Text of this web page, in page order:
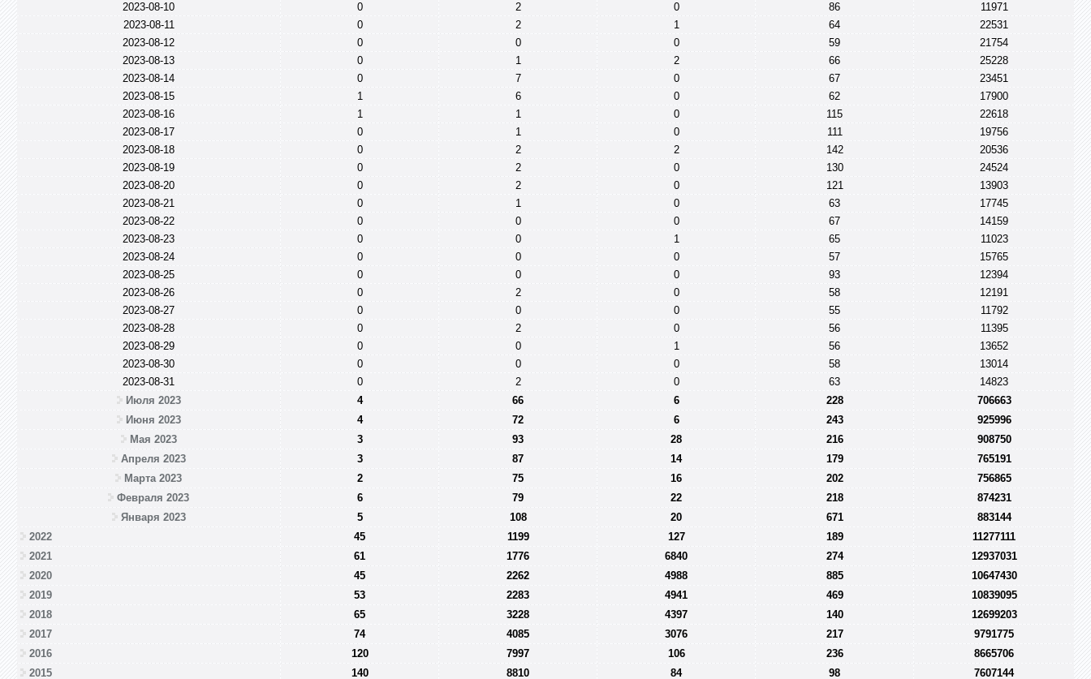
2023-08-10
0 2 0 86
11971
2023-08-11
0 2 1 64
22531
2023-08-12
0 0 0 59
21754
2023-08-13
0 1 2 66
25228
2023-08-14
0 7 0 67
23451
2023-08-15
1 6 0 62
17900
2023-08-16
1 1 0 115
22618
2023-08-17
0 1 0 111
19756
2023-08-18
0 2 2 142
20536
2023-08-19
0 2 0 130
24524
2023-08-20
0 2 0 121
13903
2023-08-21
0 1 0 63
17745
2023-08-22
0 0 0 67
14159
2023-08-23
0 0 1 65
11023
2023-08-24
0 0 0 57
15765
2023-08-25
0 0 0 93
12394
2023-08-26
0 2 0 58
12191
2023-08-27
0 0 0 55
11792
2023-08-28
0 2 0 56
11395
2023-08-29
0 0 1 56
13652
2023-08-30
0 0 0 58
13014
2023-08-31
0 2 0 63
14823
Июля 2023
4 66 6 228
706663
Июня 2023
4 72 6 243
925996
Мая 2023
3 93 28 216
908750
Апреля 2023
3 87 14 179
765191
Марта 2023
2 75 16 202
756865
Февраля 2023
6 79 22 218
874231
Января 2023
5 108 20 671
883144
2022
45 1199 127 189
11277111
2021
61 1776 6840 274
12937031
2020
45 2262 4988 885
10647430
2019
53 2283 4941 469
10839095
2018
65 3228 4397 140
12699203
2017
74 4085 3076 217
9791775
2016
120 7997 106 236
8665706
2015
140 8810 84 98 7607144